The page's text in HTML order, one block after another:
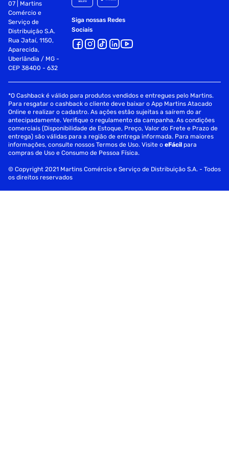
07 | Martins
Comércio e
Serviço de
Distribuição S.A.
Rua Jataí, 1150,
Aparecida,
Uberlândia / MG -
CEP 38400 - 632
Siga nossas Redes
Sociais
*O Cashback é válido para produtos vendidos e entregues pelo Martins.
Para resgatar o cashback o cliente deve baixar o App Martins Atacado
Online e realizar o cadastro. As ações estão sujeitas a saírem do ar
antecipadamente. Verifique o regulamento da campanha. As condições
comerciais (Disponibilidade de Estoque, Preço, Valor do Frete e Prazo de
entrega) são válidas para a região de entrega informada. Para maiores
informações, consulte nossos Termos de Uso. Visite oeFácil para
compras de Uso e Consumo de Pessoa Física.
© Copyright 2021 Martins Comércio e Serviço de Distribuição S.A. - Todos
os direitos reservados